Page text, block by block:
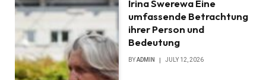
Irina Swerewa Eine
umfassende Betrachtung
ihrer Person und
Bedeutung
BYADMIN JULY 12, 2026